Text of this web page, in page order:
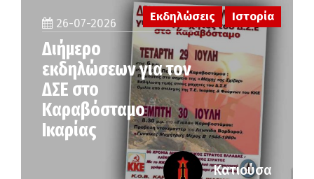
26-07-2026
Διήμερο
εκδηλώσεων για τον
ΔΣΕ στο
Καραβόσταμο
Ικαρίας
Εκδηλώσεις Ιστορία
Κατιούσα